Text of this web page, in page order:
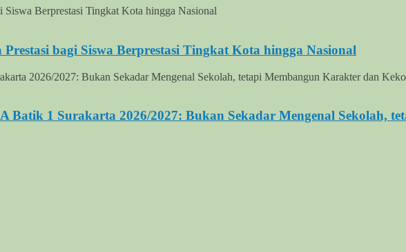
bagi Siswa Berprestasi Tingkat Kota hingga Nasional
Batik 1 Surakarta 2026/2027: Bukan Sekadar Mengenal Sekolah,